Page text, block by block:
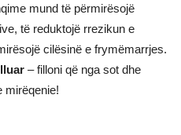
mund të përmirësojë
të reduktojë rrezikun e
cilësinë e frymëmarrjes.
– filloni që nga sot dhe
mirëqenie!